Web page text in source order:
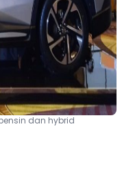
dan hybrid